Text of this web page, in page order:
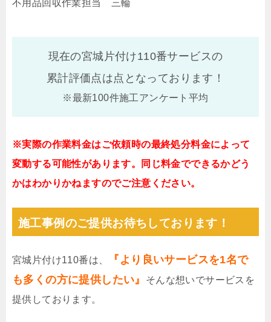
不用品回収作業担当 三輪
現在の宮城片付け110番サービスの
累計評価点は点となっております！
※最新100件施工アンケート平均
※実際の作業料金はご依頼時の最終処分料金によって
変動する可能性があります。同じ料金でできるかどう
かはわかりかねますのでご注意ください。
施工事例のご提供お待ちしております！
宮城片付け110番は、
『より良いサービスを1名で
も多くの方に提供したい』
そんな想いでサービスを
提供しております。